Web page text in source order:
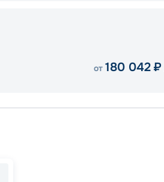
от 180 042 ₽